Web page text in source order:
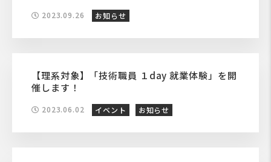
2023.09.26 お知らせ
【理系対象】「技術職員 １day 就業体験」を開
催します！
2023.06.02 イベント お知らせ